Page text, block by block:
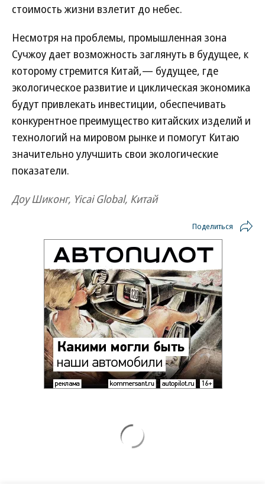
стоимость жизни взлетит до небес.
Несмотря на проблемы, промышленная зона
Сучжоу дает возможность заглянуть в будущее, к
которому стремится Китай,— будущее, где
экологическое развитие и циклическая экономика
будут привлекать инвестиции, обеспечивать
конкурентное преимущество китайских изделий и
технологий на мировом рынке и помогут Китаю
значительно улучшить свои экологические
показатели.
Доу Шиконг, Yicai Global, Китай
Поделиться